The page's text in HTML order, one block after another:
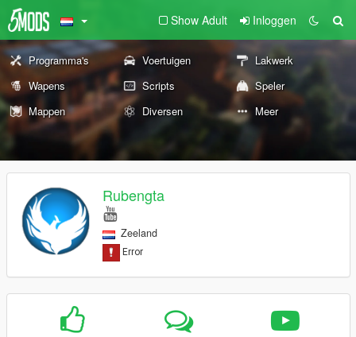
Show Adult Inloggen
Programma's Voertuigen
Lakwerk
Wapens
Scripts
Speler
Mappen
Diversen Meer
Rubengta
Zeeland